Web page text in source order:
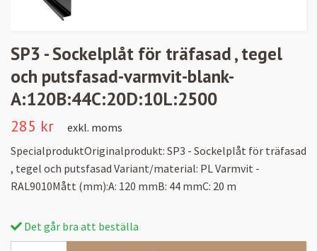
SP3 - Sockelplåt för träfasad , tegel
och putsfasad-varmvit-blank-
A:120B:44C:20D:10L:2500
285 kr
exkl. moms
SpecialproduktOriginalprodukt: SP3 - Sockelplåt för träfasad
, tegel och putsfasad Variant/material: PL Varmvit -
RAL9010Mått (mm):A: 120 mmB: 44 mmC: 20 m
Det går bra att beställa